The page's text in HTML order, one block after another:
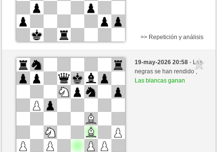
Blancas
Tykwa (1301) (-13)
Negras
mario39 (1374) (+13)
Tiempo: 10 minutes/side + 0 seconds/move
Esta partida es por puntos
>> Repetición y análisis
19-may-2026 20:58- Las
negras se han rendido ,
Las blancas ganan